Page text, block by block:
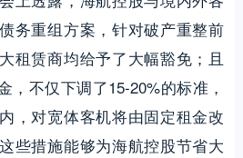
务重组方案，针对破产重整前
租赁商均给予了大幅豁免；且
，不仅下调了15-20%的标准，
，对宽体客机将由固定租金改
些措施能够为海航控股节省大